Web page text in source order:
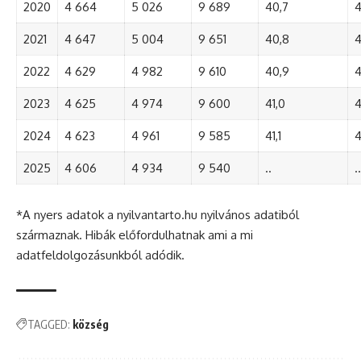
2020 4 664 5 026 9 689 40,7
2021 4 647 5 004 9 651 40,8
2022 4 629 4 982 9 610 40,9
2023 4 625 4 974 9 600 41,0
2024 4 623 4 961 9 585 41,1
2025 4 606 4 934 9 540 .. ..
*A nyers adatok a nyilvantarto.hu nyilvános adatiból
származnak. Hibák előfordulhatnak ami a mi
adatfeldolgozásunkból adódik.
TAGGED: község